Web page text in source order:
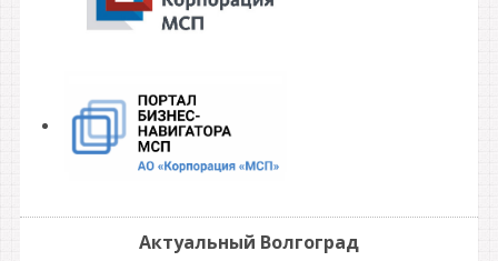
Актуальный Волгоград